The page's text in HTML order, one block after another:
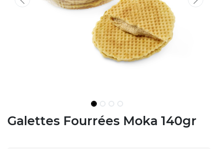
Galettes Fourrées Moka 140gr